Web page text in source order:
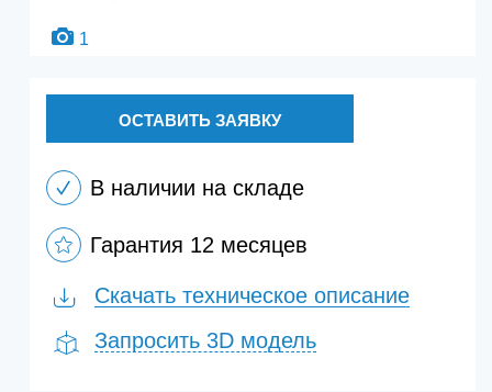
1
ОСТАВИТЬ ЗАЯВКУ
В наличии на складе
Гарантия 12 месяцев
Скачать техническое описание
Запросить 3D модель